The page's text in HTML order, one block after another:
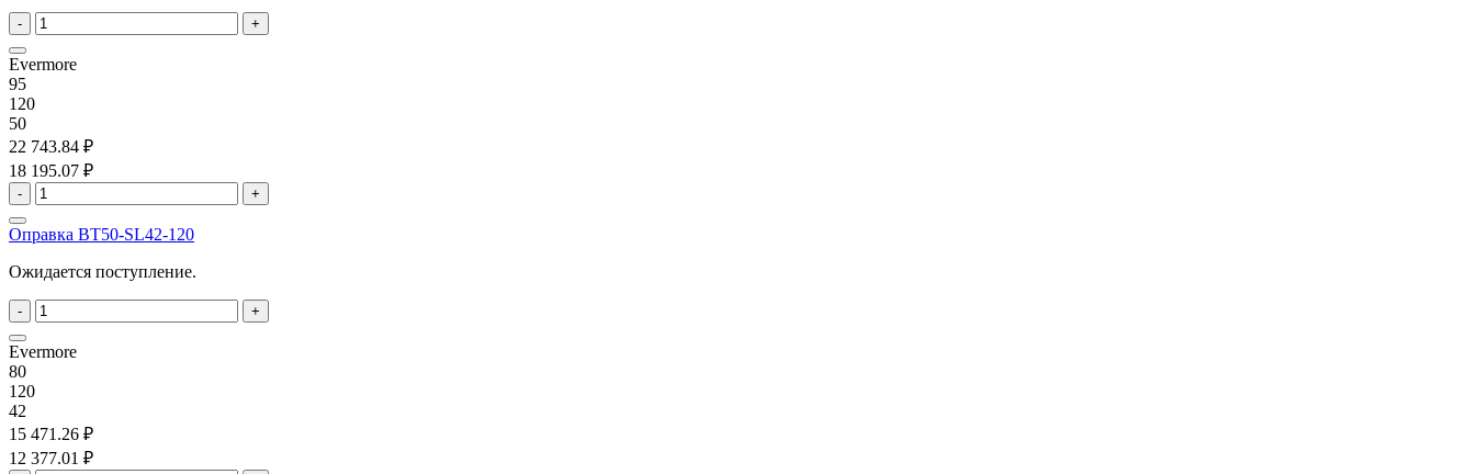
- +
Evermore
95
120
50
22 743.84 ₽
18 195.07 ₽
- +
Оправка BT50-SL42-120
Ожидается поступление.
- +
Evermore
80
120
42
15 471.26 ₽
12 377.01 ₽